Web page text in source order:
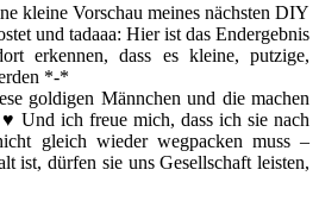
kleine Vorschau meines nächsten DIY
und tadaaa: Hier ist das Endergebnis
erkennen, dass es kleine, putzige,
*-*
goldigen Männchen und die machen
Und ich freue mich, dass ich sie nach
gleich wieder wegpacken muss –
ist, dürfen sie uns Gesellschaft leisten,